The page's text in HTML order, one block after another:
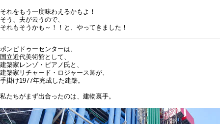
それをもう一度味わえるかもよ！
そう、夫が云うので、
それもそうかも～！！と、やってきました！
ポンピドゥーセンターは、
国立近代美術館として、
建築家レンゾ・ピアノ氏と、
建築家リチャード・ロジャース卿が、
手掛け1977年完成した建築。
私たちがまず出合ったのは、建物裏手。